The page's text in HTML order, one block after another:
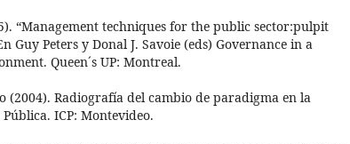
“Management techniques for the public sector:pulpit
Guy Peters y Donal J. Savoie (eds) Governance in a
Queen´s UP: Montreal.
(2004). Radiografía del cambio de paradigma en la
ICP: Montevideo.